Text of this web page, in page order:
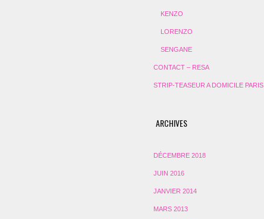
KENZO
LORENZO
SENGANE
CONTACT – RESA
STRIP-TEASEUR A DOMICILE PARIS
ARCHIVES
DÉCEMBRE 2018
JUIN 2016
JANVIER 2014
MARS 2013